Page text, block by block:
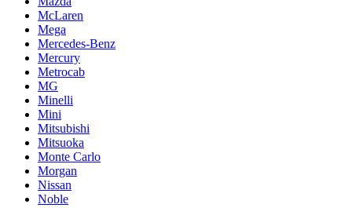
McLaren
Mega
Mercedes-Benz
Mercury
Metrocab
MG
Minelli
Mini
Mitsubishi
Mitsuoka
Monte Carlo
Morgan
Nissan
Noble